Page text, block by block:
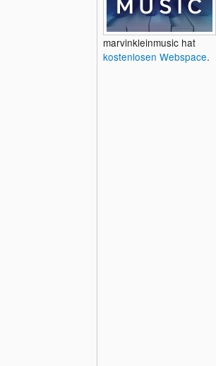
marvinkleinmusic hat
kostenlosen Webspace.